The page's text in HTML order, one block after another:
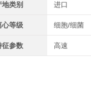
地类别 进口
心等级 细胞/细菌
征参数 高速